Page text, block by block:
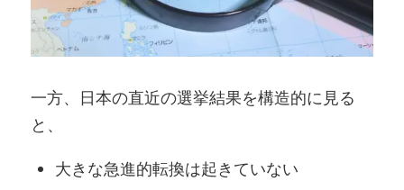
一方、日本の直近の選挙結果を構造的に見る
と、
大きな急進的転換は起きていない